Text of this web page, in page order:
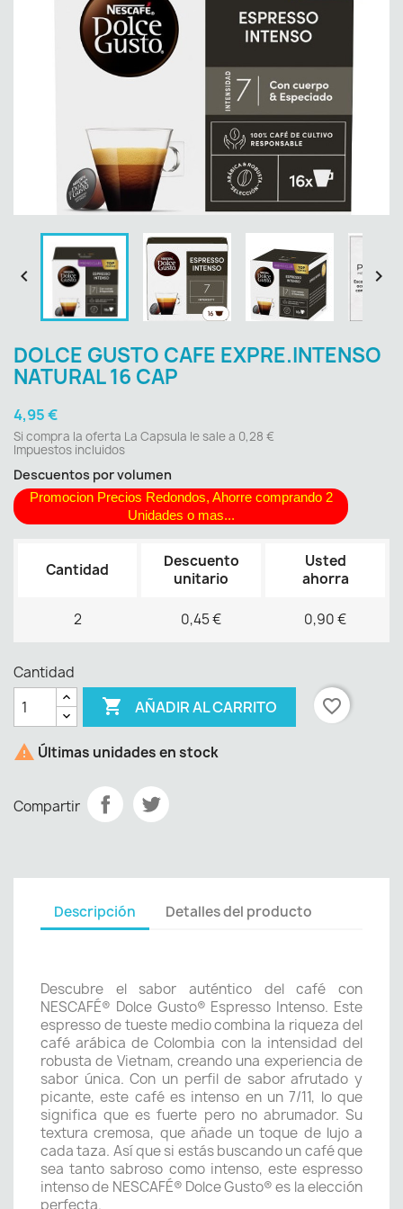
 
DOLCE GUSTO CAFE EXPRE.INTENSO
NATURAL 16 CAP
4,95 €
Si compra la oferta La Capsula le sale a 0,28 €
Impuestos incluidos
Descuentos por volumen
Promocion Precios Redondos, Ahorre comprando 2
Unidades o mas...
Cantidad
Descuento
unitario
Usted
ahorra
2 0,45 € 0,90 €
Cantidad
 AÑADIR AL CARRITO favorite_border
 Últimas unidades en stock
Compartir
Descripción Detalles del producto
Descubre el sabor auténtico del café con
NESCAFÉ® Dolce Gusto® Espresso Intenso. Este
espresso de tueste medio combina la riqueza del
café arábica de Colombia con la intensidad del
robusta de Vietnam, creando una experiencia de
sabor única. Con un perfil de sabor afrutado y
picante, este café es intenso en un 7/11, lo que
significa que es fuerte pero no abrumador. Su
textura cremosa, que añade un toque de lujo a
cada taza. Así que si estás buscando un café que
sea tanto sabroso como intenso, este espresso
intenso de NESCAFÉ® Dolce Gusto® es la elección
perfecta.